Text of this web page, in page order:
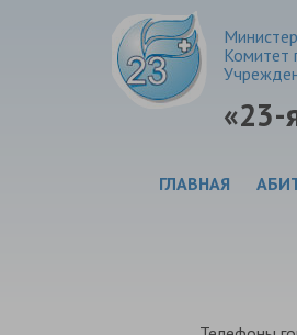
Комитет
«23-
ГЛАВНАЯ